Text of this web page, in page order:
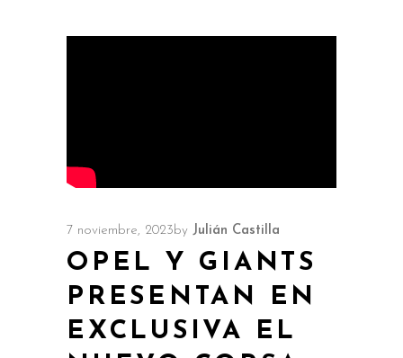
7 noviembre, 2023 by Julián Castilla
OPEL Y GIANTS
PRESENTAN EN
EXCLUSIVA EL